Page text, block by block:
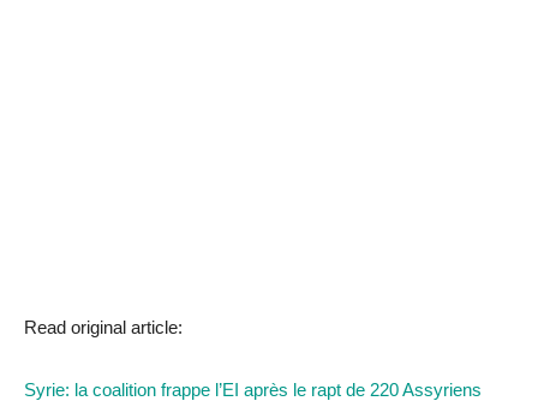
Read original article:
Syrie: la coalition frappe l’EI après le rapt de 220 Assyriens